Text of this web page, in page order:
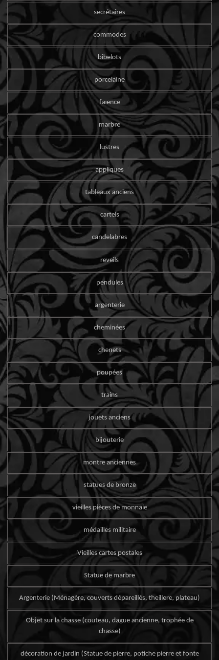
secrétaires
commodes
bibelots
porcelaine
faïence
marbre
lustres
appliques
tableaux anciens
cartels
candelabres
reveils
pendules
argenterie
cheminées
chenets
poupées
trains
jouets anciens
bijouterie
montre anciennes
statues de bronze
vieilles pièces de monnaie
médailles militaire
Vieilles cartes postales
Statue de marbre
Argenterie (Ménagère, couverts dépareillés, theillere, plateau)
Objet sur la chasse (couteau, dague ancienne, trophée de
chasse)
décoration de jardin (Statue de pierre, potiche pierre et fonte